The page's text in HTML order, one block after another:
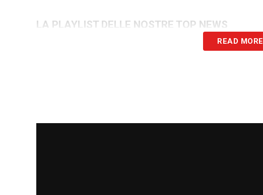
LA PLAYLIST DELLE NOSTRE TOP NEWS
READ MORE